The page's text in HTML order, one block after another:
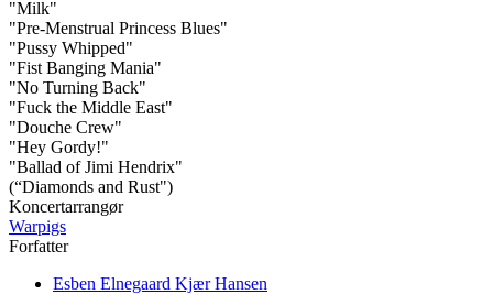
"Milk"
"Pre-Menstrual Princess Blues"
"Pussy Whipped"
"Fist Banging Mania"
"No Turning Back"
"Fuck the Middle East"
"Douche Crew"
"Hey Gordy!"
"Ballad of Jimi Hendrix"
(“Diamonds and Rust")
Koncertarrangør
Warpigs
Forfatter
Esben Elnegaard Kjær Hansen